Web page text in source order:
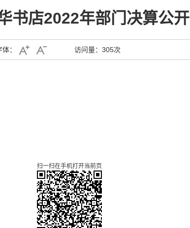
书店2022年部门决算公开
体： 访问量： 305次
扫一扫在手机打开当前页